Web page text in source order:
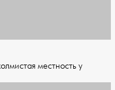
местность у